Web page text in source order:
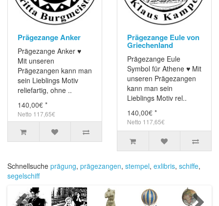
Prägezange Anker
Prägezange Anker ♥
Mit unseren
Prägezangen kann man
sein Lieblings Motiv
reliefartig, ohne ..
140,00€ *
Netto 117,65€
Prägezange Eule von
Griechenland
Prägezange Eule
Symbol für Athene ♥ Mit
unseren Prägezangen
kann man sein
Lieblings Motiv rel..
140,00€ *
Netto 117,65€
Schnellsuche prägung, prägezangen, stempel, exlibris, schiffe,
segelschiff